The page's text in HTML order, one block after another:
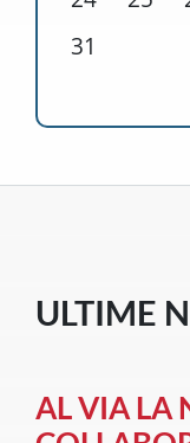
31
ULTIME
AL VIA LA